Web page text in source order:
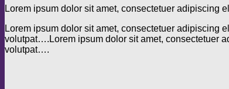
Lorem ipsum dolor sit amet, consectetuer adipiscing
Lorem ipsum dolor sit amet, consectetuer adipiscing
volutpat….Lorem ipsum dolor sit amet, consectetuer
volutpat….